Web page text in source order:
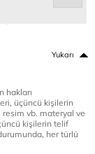
Yukarı
hakları
üçüncü kişilerin
vb. materyal ve
kişilerin telif
her türlü